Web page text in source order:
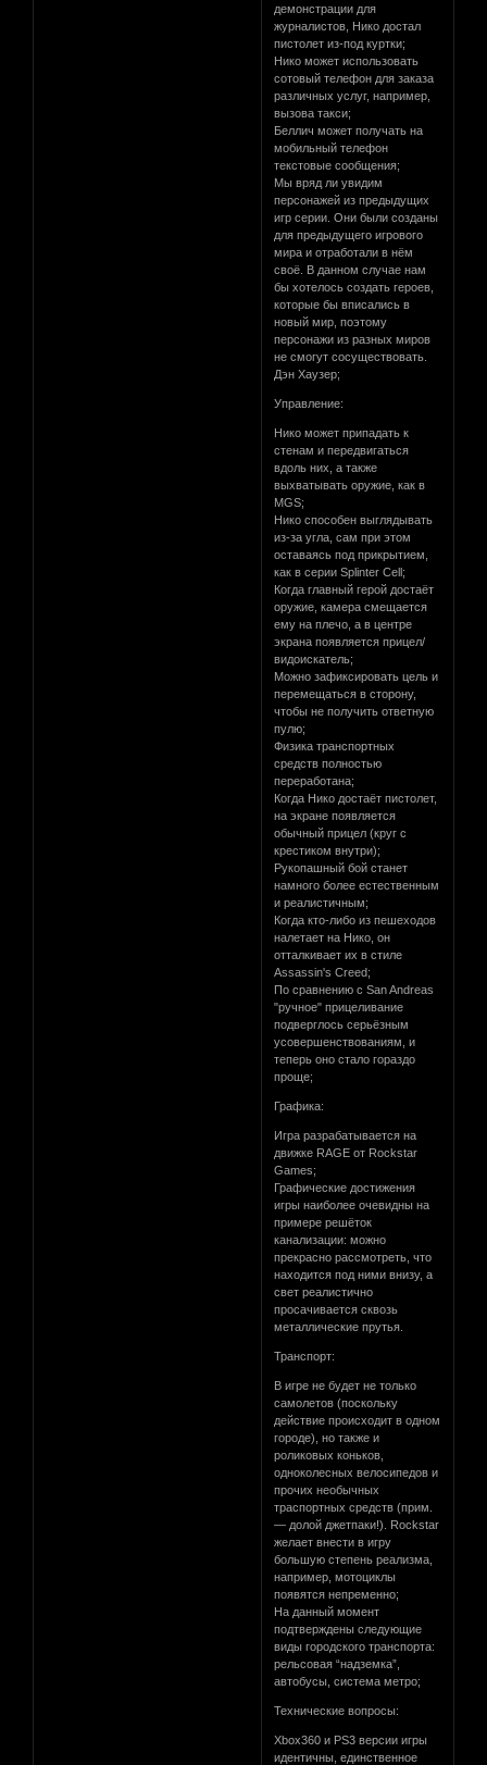
демонстрации для
журналистов, Нико достал
пистолет из-под куртки;
Нико может использовать
сотовый телефон для заказа
различных услуг, например,
вызова такси;
Беллич может получать на
мобильный телефон
текстовые сообщения;
Мы вряд ли увидим
персонажей из предыдущих
игр серии. Они были созданы
для предыдущего игрового
мира и отработали в нём
своё. В данном случае нам
бы хотелось создать героев,
которые бы вписались в
новый мир, поэтому
персонажи из разных миров
не смогут сосуществовать.
Дэн Хаузер;
Управление:
Нико может припадать к
стенам и передвигаться
вдоль них, а также
выхватывать оружие, как в
MGS;
Нико способен выглядывать
из-за угла, сам при этом
оставаясь под прикрытием,
как в серии Splinter Cell;
Когда главный герой достаёт
оружие, камера смещается
ему на плечо, а в центре
экрана появляется прицел/
видоискатель;
Можно зафиксировать цель и
перемещаться в сторону,
чтобы не получить ответную
пулю;
Физика транспортных
средств полностью
переработана;
Когда Нико достаёт пистолет,
на экране появляется
обычный прицел (круг с
крестиком внутри);
Рукопашный бой станет
намного более естественным
и реалистичным;
Когда кто-либо из пешеходов
налетает на Нико, он
отталкивает их в стиле
Assassin's Creed;
По сравнению с San Andreas
"ручное" прицеливание
подверглось серьёзным
усовершенствованиям, и
теперь оно стало гораздо
проще;
Графика:
Игра разрабатывается на
движке RAGE от Rockstar
Games;
Графические достижения
игры наиболее очевидны на
примере решёток
канализации: можно
прекрасно рассмотреть, что
находится под ними внизу, а
свет реалистично
просачивается сквозь
металлические прутья.
Транспорт:
В игре не будет не только
самолетов (поскольку
действие происходит в одном
городе), но также и
роликовых коньков,
одноколесных велосипедов и
прочих необычных
траспортных средств (прим.
— долой джетпаки!). Rockstar
желает внести в игру
большую степень реализма,
например, мотоциклы
появятся непременно;
На данный момент
подтверждены следующие
виды городского транспорта:
рельсовая “надземка”,
автобусы, система метро;
Технические вопросы:
Xbox360 и PS3 версии игры
идентичны, единственное